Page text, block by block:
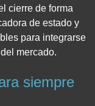
cierre de forma
de estado y
para integrarse
mercado.
siempre